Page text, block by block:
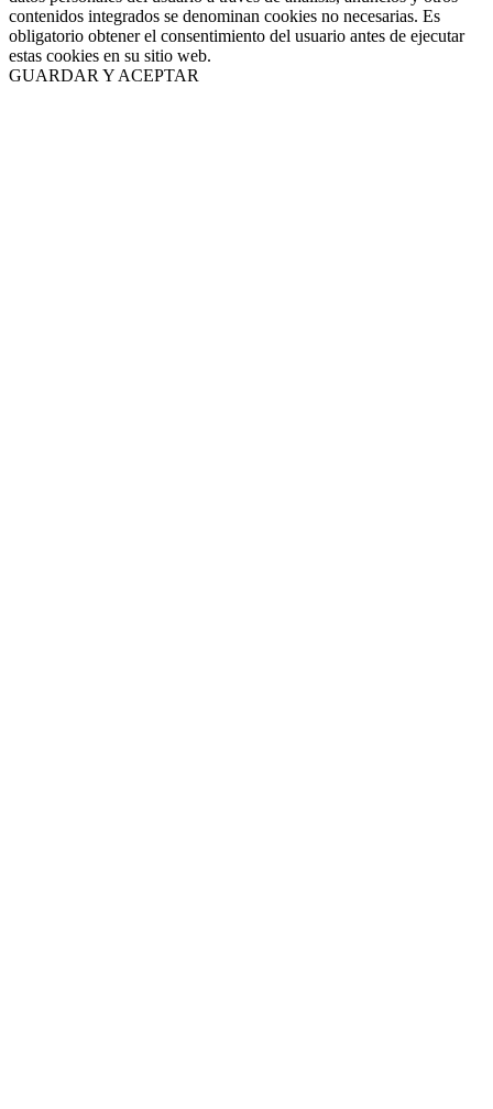
contenidos integrados se denominan cookies no necesarias. Es
obligatorio obtener el consentimiento del usuario antes de ejecutar
estas cookies en su sitio web.
GUARDAR Y ACEPTAR